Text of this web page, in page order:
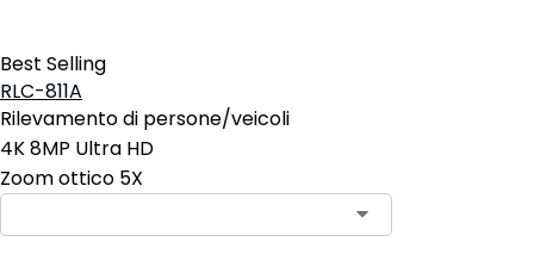
Best Selling
RLC-811A
Rilevamento di persone/veicoli
4K 8MP Ultra HD
Zoom ottico 5X